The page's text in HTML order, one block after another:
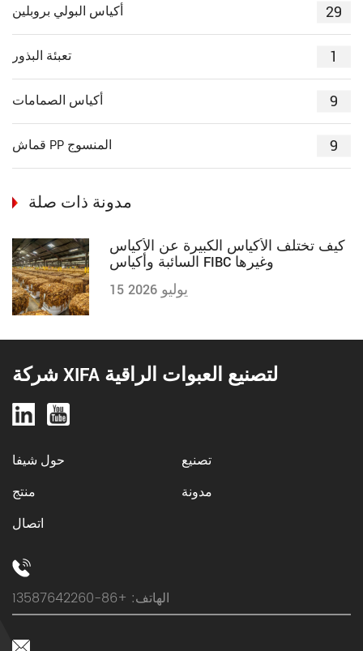
أكياس البولي بروبلين 29
تعبئة البذور 1
أكياس الصمامات 9
قماش PP المنسوج 9
مدونة ذات صلة
كيف تختلف الأكياس الكبيرة عن الأكياس
السائبة وأكياس FIBC وغيرها
15 يوليو 2026
شركة XIFA لتصنيع العبوات الراقية
حول شيفا
تصنيع
منتج
مدونة
اتصال
الهاتف: +86-13587642260